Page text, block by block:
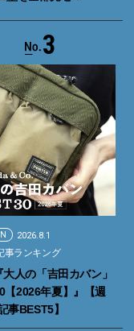
3
2026.8.1
事ランキング
大人の「吉田カバン」
【2026年夏】』【週
事BEST5】